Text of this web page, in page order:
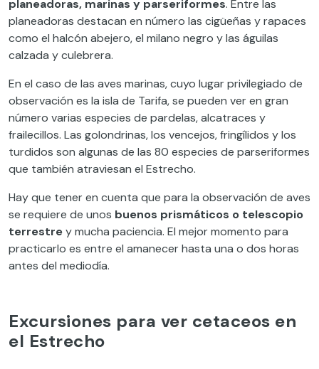
planeadoras, marinas y parseriformes. Entre las
planeadoras destacan en número las cigüeñas y rapaces
como el halcón abejero, el milano negro y las águilas
calzada y culebrera.
En el caso de las aves marinas, cuyo lugar privilegiado de
observación es la isla de Tarifa, se pueden ver en gran
número varias especies de pardelas, alcatraces y
frailecillos. Las golondrinas, los vencejos, fringílidos y los
turdidos son algunas de las 80 especies de parseriformes
que también atraviesan el Estrecho.
Hay que tener en cuenta que para la observación de aves
se requiere de unos buenos prismáticos o telescopio
terrestrey mucha paciencia. El mejor momento para
practicarlo es entre el amanecer hasta una o dos horas
antes del mediodía.
Excursiones para ver cetaceos en
el Estrecho